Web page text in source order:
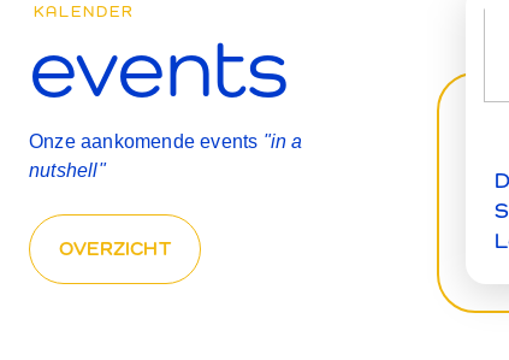
KALENDER
events
Onze aankomende events "in a
nutshell"
OVERZICHT